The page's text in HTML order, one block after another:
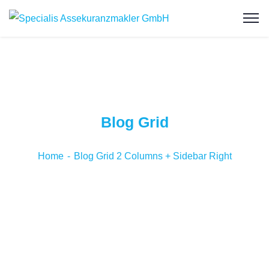
Blog Grid
Home Blog Grid 2 Columns + Sidebar Right